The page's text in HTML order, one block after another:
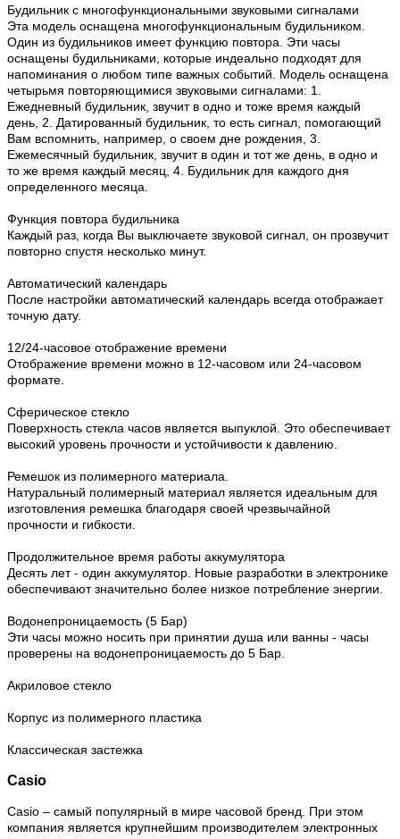
Будильник с многофункциональными звуковыми сигналами
Эта модель оснащена многофункциональным будильником.
Один из будильников имеет функцию повтора. Эти часы
оснащены будильниками, которые индеально подходят для
напоминания о любом типе важных событий. Модель оснащена
четырьмя повторяющимися звуковыми сигналами: 1.
Ежедневный будильник, звучит в одно и тоже время каждый
день, 2. Датированный будильник, то есть сигнал, помогающий
Вам вспомнить, например, о своем дне рождения, 3.
Ежемесячный будильник, звучит в один и тот же день, в одно и
то же время каждый месяц, 4. Будильник для каждого дня
определенного месяца.
Функция повтора будильника
Каждый раз, когда Вы выключаете звуковой сигнал, он прозвучит
повторно спустя несколько минут.
Автоматический календарь
После настройки автоматический календарь всегда отображает
точную дату.
12/24-часовое отображение времени
Отображение времени можно в 12-часовом или 24-часовом
формате.
Сферическое стекло
Поверхность стекла часов является выпуклой. Это обеспечивает
высокий уровень прочности и устойчивости к давлению.
Ремешок из полимерного материала.
Натуральный полимерный материал является идеальным для
изготовления ремешка благодаря своей чрезвычайной
прочности и гибкости.
Продолжительное время работы аккумулятора
Десять лет - один аккумулятор. Новые разработки в электронике
обеспечивают значительно более низкое потребление энергии.
Водонепроницаемость (5 Бар)
Эти часы можно носить при принятии душа или ванны - часы
проверены на водонепроницаемость до 5 Бар.
Акриловое стекло
Корпус из полимерного пластика
Классическая застежка
Casio
Casio – самый популярный в мире часовой бренд. При этом
компания является крупнейшим производителем электронных